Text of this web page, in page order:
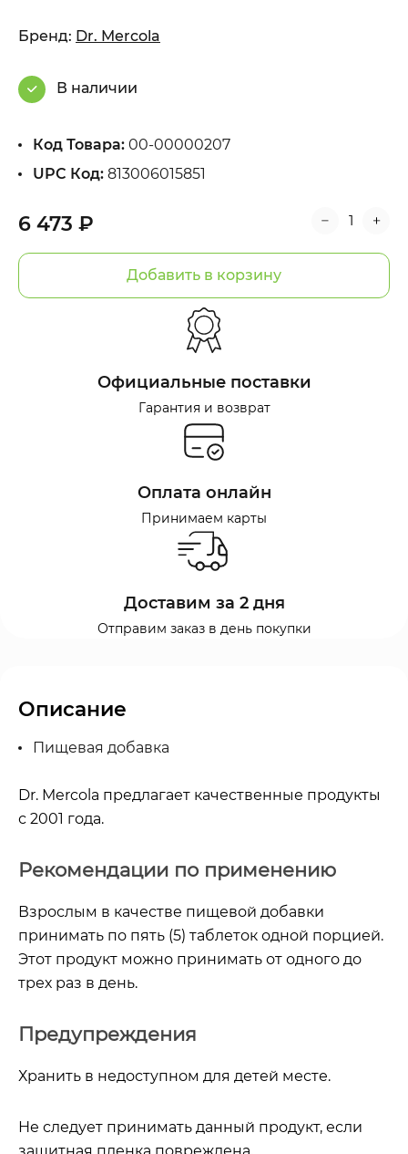
6 473 ₽
Добавить в корзину
Бренд: Dr. Mercola
В наличии
Код Товара: 00-00000207
UPC Код: 813006015851
Официальные поставки
Гарантия и возврат
Оплата онлайн
Принимаем карты
Доставим за 2 дня
Отправим заказ в день покупки
Описание
Пищевая добавка
Dr. Mercola предлагает качественные продукты
с 2001 года.
Рекомендации по применению
Взрослым в качестве пищевой добавки
принимать по пять (5) таблеток одной порцией.
Этот продукт можно принимать от одного до
трех раз в день.
Предупреждения
Хранить в недоступном для детей месте.
Не следует принимать данный продукт, если
защитная пленка повреждена.